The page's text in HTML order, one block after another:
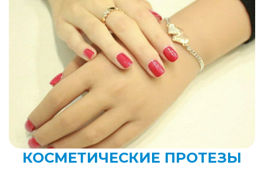
КОСМЕТИЧЕСКИЕ ПРОТЕЗЫ